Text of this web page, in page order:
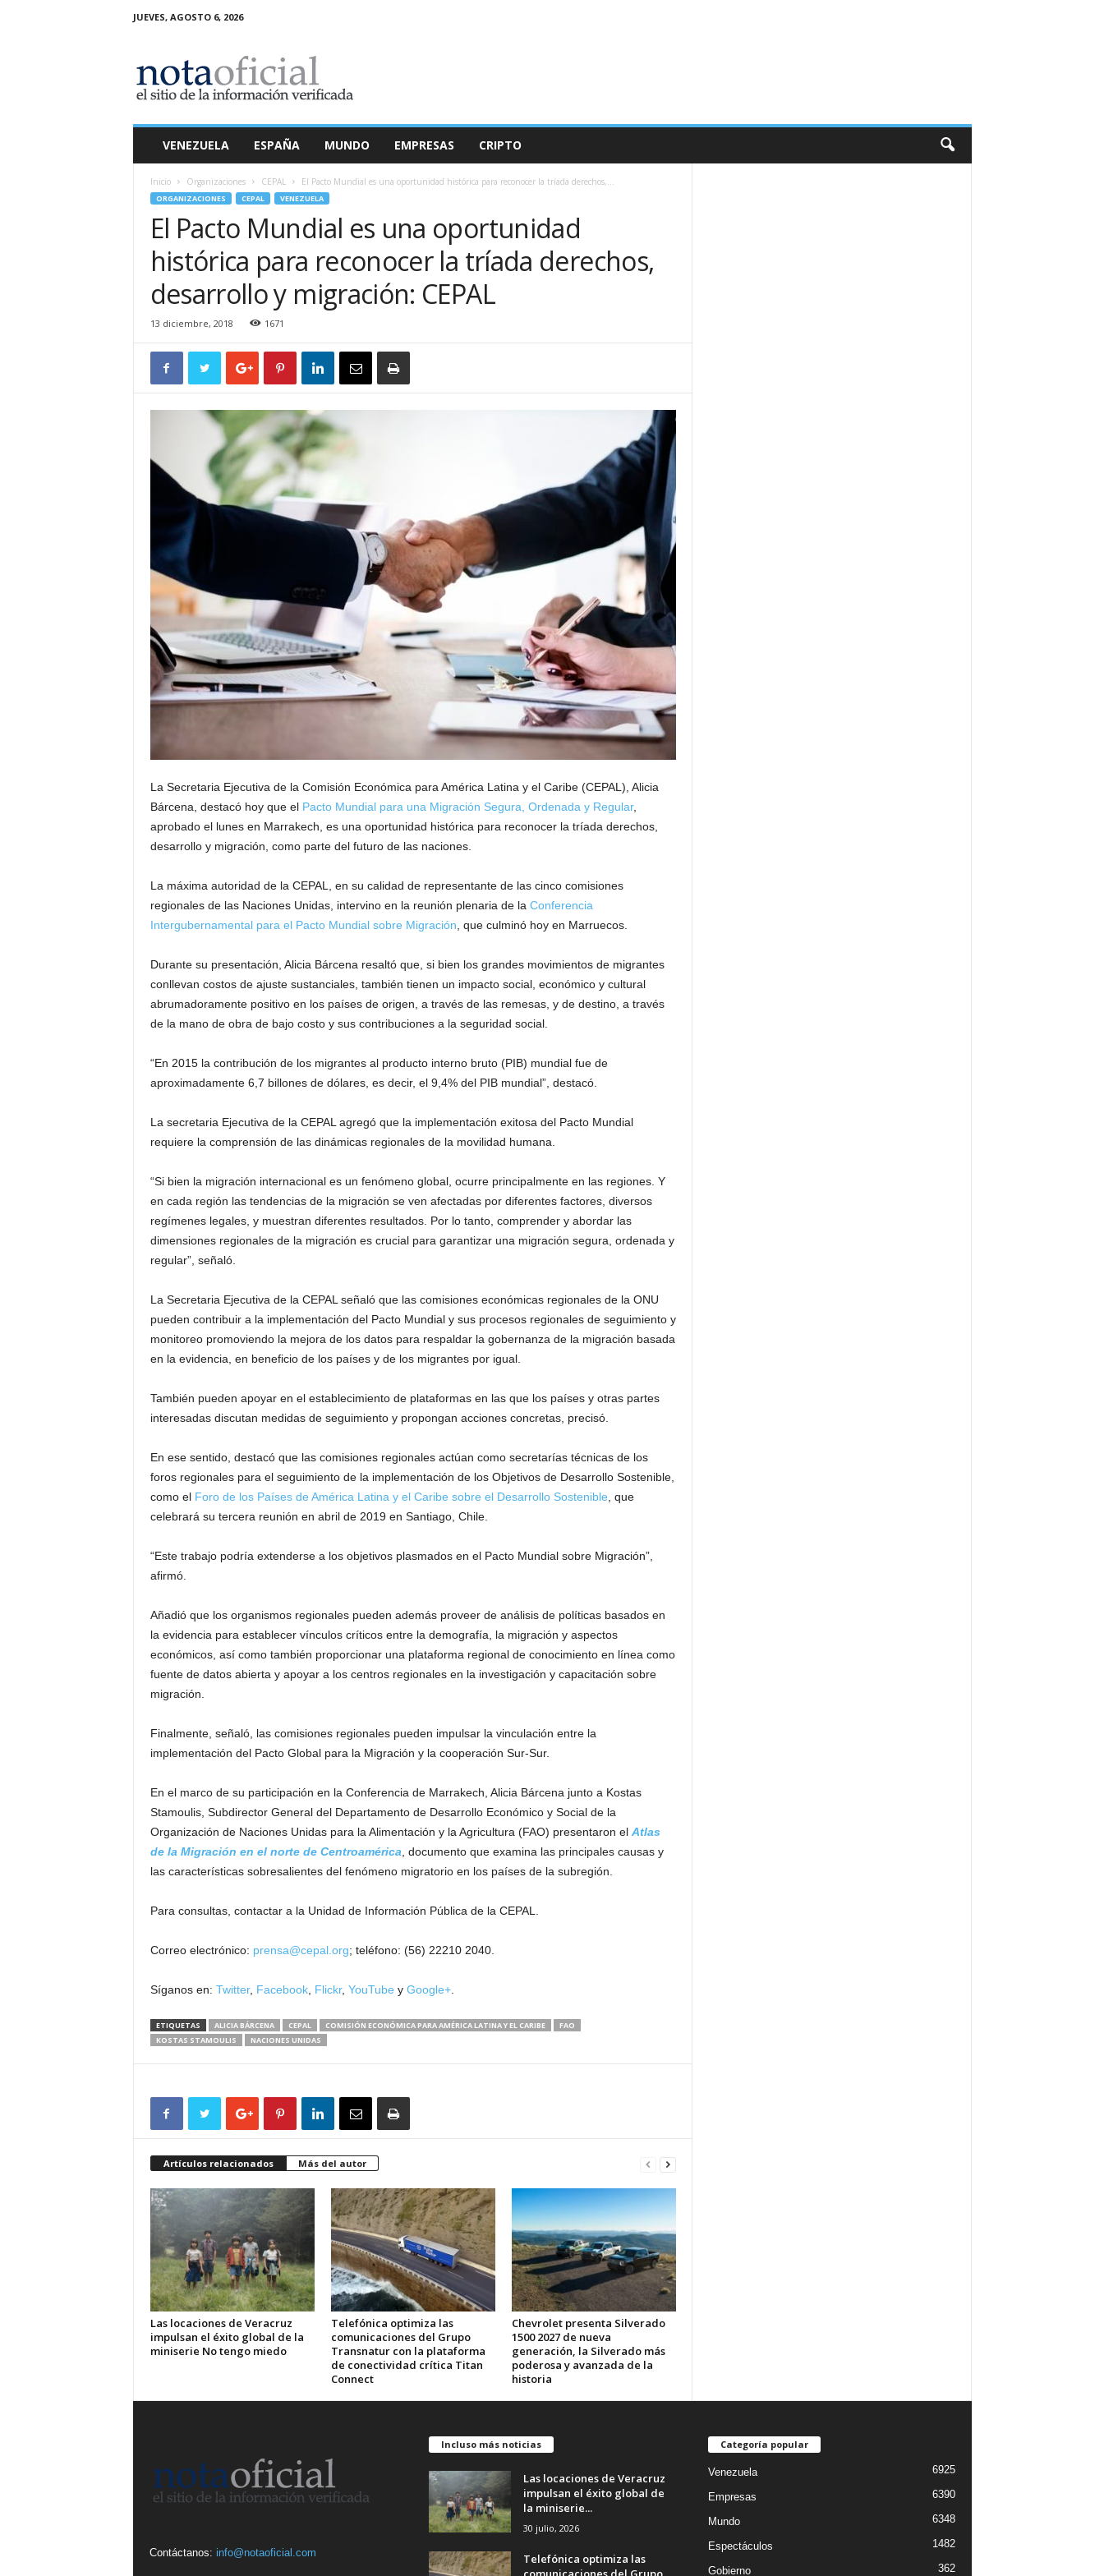
JUEVES, AGOSTO 6, 2026
a
O
VENEZUELA ESPAÑA MUNDO EMPRESAS CRIPTO
Inicio Organizaciones CEPAL El Pacto Mundial es una oportunidad histórica para reconocer la tríada derechos,...
ORGANIZACIONES CEPAL VENEZUELA
El Pacto Mundial es una oportunidad
histórica para reconocer la tríada derechos,
desarrollo y migración: CEPAL
13 diciembre, 2018 1671
La Secretaria Ejecutiva de la Comisión Económica para América Latina y el Caribe (CEPAL), Alicia
Bárcena, destacó hoy que el Pacto Mundial para una Migración Segura, Ordenada y Regular,
aprobado el lunes en Marrakech, es una oportunidad histórica para reconocer la tríada derechos,
desarrollo y migración, como parte del futuro de las naciones.
La máxima autoridad de la CEPAL, en su calidad de representante de las cinco comisiones
regionales de las Naciones Unidas, intervino en la reunión plenaria de la Conferencia
Intergubernamental para el Pacto Mundial sobre Migración , que culminó hoy en Marruecos.
Durante su presentación, Alicia Bárcena resaltó que, si bien los grandes movimientos de migrantes
conllevan costos de ajuste sustanciales, también tienen un impacto social, económico y cultural
abrumadoramente positivo en los países de origen, a través de las remesas, y de destino, a través
de la mano de obra de bajo costo y sus contribuciones a la seguridad social.
“En 2015 la contribución de los migrantes al producto interno bruto (PIB) mundial fue de
aproximadamente 6,7 billones de dólares, es decir, el 9,4% del PIB mundial”, destacó.
La secretaria Ejecutiva de la CEPAL agregó que la implementación exitosa del Pacto Mundial
requiere la comprensión de las dinámicas regionales de la movilidad humana.
“Si bien la migración internacional es un fenómeno global, ocurre principalmente en las regiones. Y
en cada región las tendencias de la migración se ven afectadas por diferentes factores, diversos
regímenes legales, y muestran diferentes resultados. Por lo tanto, comprender y abordar las
dimensiones regionales de la migración es crucial para garantizar una migración segura, ordenada y
regular”, señaló.
La Secretaria Ejecutiva de la CEPAL señaló que las comisiones económicas regionales de la ONU
pueden contribuir a la implementación del Pacto Mundial y sus procesos regionales de seguimiento y
monitoreo promoviendo la mejora de los datos para respaldar la gobernanza de la migración basada
en la evidencia, en beneficio de los países y de los migrantes por igual.
También pueden apoyar en el establecimiento de plataformas en las que los países y otras partes
interesadas discutan medidas de seguimiento y propongan acciones concretas, precisó.
En ese sentido, destacó que las comisiones regionales actúan como secretarías técnicas de los
foros regionales para el seguimiento de la implementación de los Objetivos de Desarrollo Sostenible,
como el Foro de los Países de América Latina y el Caribe sobre el Desarrollo Sostenible , que
celebrará su tercera reunión en abril de 2019 en Santiago, Chile.
“Este trabajo podría extenderse a los objetivos plasmados en el Pacto Mundial sobre Migración”,
afirmó.
Añadió que los organismos regionales pueden además proveer de análisis de políticas basados en
la evidencia para establecer vínculos críticos entre la demografía, la migración y aspectos
económicos, así como también proporcionar una plataforma regional de conocimiento en línea como
fuente de datos abierta y apoyar a los centros regionales en la investigación y capacitación sobre
migración.
Finalmente, señaló, las comisiones regionales pueden impulsar la vinculación entre la
implementación del Pacto Global para la Migración y la cooperación Sur-Sur.
En el marco de su participación en la Conferencia de Marrakech, Alicia Bárcena junto a Kostas
Stamoulis, Subdirector General del Departamento de Desarrollo Económico y Social de la
Organización de Naciones Unidas para la Alimentación y la Agricultura (FAO) presentaron el Atlas
de la Migración en el norte de Centroamérica , documento que examina las principales causas y
las características sobresalientes del fenómeno migratorio en los países de la subregión.
Para consultas, contactar a la Unidad de Información Pública de la CEPAL.
Correo electrónico: prensa@cepal.org; teléfono: (56) 22210 2040.
Síganos en: Twitter, Facebook, Flickr, YouTube y Google+.
ETIQUETAS ALICIA BÁRCENA CEPAL COMISIÓN ECONÓMICA PARA AMÉRICA LATINA Y EL CARIBE
FAO
KOSTAS STAMOULIS
NACIONES UNIDAS
Artículos relacionados Más del autor
Las locaciones de Veracruz
impulsan el éxito global de la
miniserie No tengo miedo
Telefónica optimiza las
comunicaciones del Grupo
Transnatur con la plataforma
de conectividad crítica Titan
Connect
Chevrolet presenta Silverado
1500 2027 de nueva
generación, la Silverado más
poderosa y avanzada de la
historia
Contáctanos: info@notaoficial.com
Incluso más noticias
Las locaciones de Veracruz
impulsan el éxito global de
la miniserie...
30 julio, 2026
Telefónica optimiza las
Categoría popular
Venezuela 6925
Empresas 6390
Mundo 6348
Espectáculos 1482
Gobierno 362